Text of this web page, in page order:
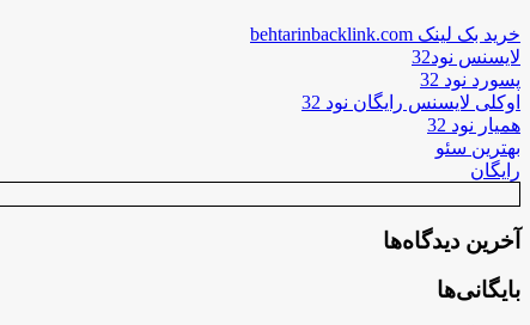
خرید بک لینک behtarinbacklink.com
لایسنس نود32
پسورد نود 32
اوکلی لایسنس رایگان نود 32
همیار نود 32
بهترین سئو
رایگان
آخرین دیدگاه‌ها
بایگانی‌ها